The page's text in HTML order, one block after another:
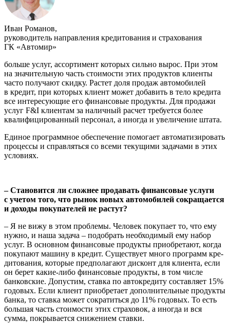
Иван Романов,
руководитель направления кредитования и страхования
ГК «Автомир»
больше услуг, ассортимент которых сильно вырос. При этом
на значительную часть стоимости этих продуктов клиенты
часто получают скидку. Растет доля продаж автомобилей
в кредит, при которых клиент может доба­вить в тело кредита
все интересующие его финансовые продукты. Для продажи
услуг F&I клиентам за наличный расчет требует­ся более
квалифицированный персонал, а иногда и увеличение штата.
Единое программное обеспечение помогает автоматизировать
процессы и справ­ляться со всеми текущими задачами в этих
условиях.
– Становится ли сложнее продавать финансовые услуги
с учетом того, что рынок новых автомобилей сокращается
и доходы покупателей не растут?
– Я не вижу в этом проблемы. Человек покупает то, что ему
нужно, и наша зада­ча – подобрать необходимый ему набор
услуг. В основном финансовые продукты приобретают, когда
покупают машину в кредит. Существует много программ кре­
дитования, которые предполагают дис­конт для клиента, если
он берет какие-либо финансовые продукты, в том числе
банковские. Допустим, ставка по автокре­диту составляет 15%
годовых. Если клиент приобретает дополнительные продукты
банка, то ставка может сократиться до 11% годовых. То есть
большая часть стоимости этих страховок, а иногда и вся
сумма, покрывается снижением ставки.